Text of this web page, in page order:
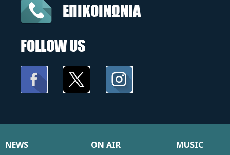
ΕΠΙΚΟΙΝΩΝΙΑ
FOLLOW US
NEWS ON AIR
MUSIC